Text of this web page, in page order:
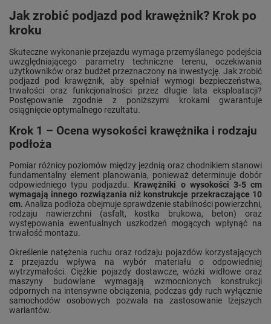
Jak zrobić podjazd pod krawężnik? Krok po
kroku
Skuteczne wykonanie przejazdu wymaga przemyślanego podejścia
uwzględniającego parametry techniczne terenu, oczekiwania
użytkowników oraz budżet przeznaczony na inwestycję. Jak zrobić
podjazd pod krawężnik, aby spełniał wymogi bezpieczeństwa,
trwałości oraz funkcjonalności przez długie lata eksploatacji?
Postępowanie zgodnie z poniższymi krokami gwarantuje
osiągnięcie optymalnego rezultatu.
Krok 1 – Ocena wysokości krawężnika i rodzaju
podłoża
Pomiar różnicy poziomów między jezdnią oraz chodnikiem stanowi
fundamentalny element planowania, ponieważ determinuje dobór
odpowiedniego typu podjazdu. Krawężniki o wysokości 3-5 cm
wymagają innego rozwiązania niż konstrukcje przekraczające 10
cm. Analiza podłoża obejmuje sprawdzenie stabilności powierzchni,
rodzaju nawierzchni (asfalt, kostka brukowa, beton) oraz
występowania ewentualnych uszkodzeń mogących wpłynąć na
trwałość montażu.
Określenie natężenia ruchu oraz rodzaju pojazdów korzystających
z przejazdu wpływa na wybór materiału o odpowiedniej
wytrzymałości. Ciężkie pojazdy dostawcze, wózki widłowe oraz
maszyny budowlane wymagają wzmocnionych konstrukcji
odpornych na intensywne obciążenia, podczas gdy ruch wyłącznie
samochodów osobowych pozwala na zastosowanie lżejszych
wariantów.